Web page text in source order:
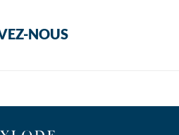
NOUS